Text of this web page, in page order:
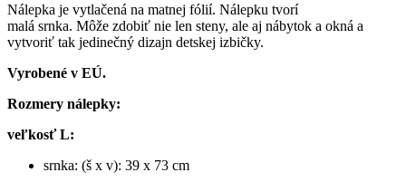
Nálepka je vytlačená na matnej fólií. Nálepku tvorí
malá srnka. Môže zdobiť nie len steny, ale aj nábytok a okná a
vytvoriť tak jedinečný dizajn detskej izbičky.
Vyrobené v EÚ.
Rozmery nálepky:
veľkosť L:
srnka: (š x v): 39 x 73 cm